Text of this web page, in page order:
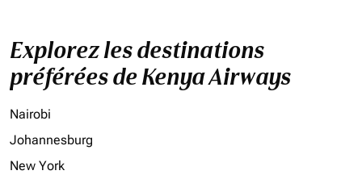
Explorez les destinations
préférées de Kenya Airways
Nairobi
Johannesburg
New York